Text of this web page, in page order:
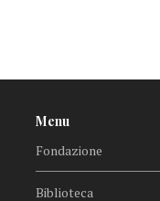
Menu
Fondazione
Biblioteca